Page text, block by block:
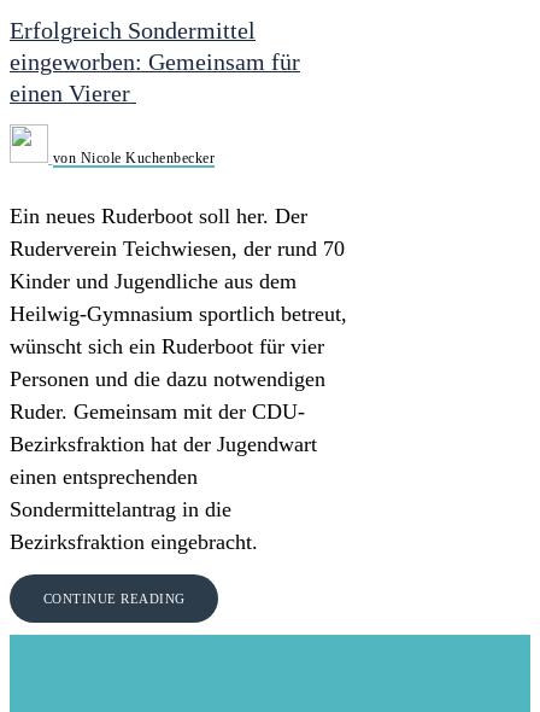
Erfolgreich Sondermittel
eingeworben: Gemeinsam für
einen Vierer
von Nicole Kuchenbecker
Ein neues Ruderboot soll her. Der
Ruderverein Teichwiesen, der rund 70
Kinder und Jugendliche aus dem
Heilwig-Gymnasium sportlich betreut,
wünscht sich ein Ruderboot für vier
Personen und die dazu notwendigen
Ruder. Gemeinsam mit der CDU-
Bezirksfraktion hat der Jugendwart
einen entsprechenden
Sondermittelantrag in die
Bezirksfraktion eingebracht.
CONTINUE READING